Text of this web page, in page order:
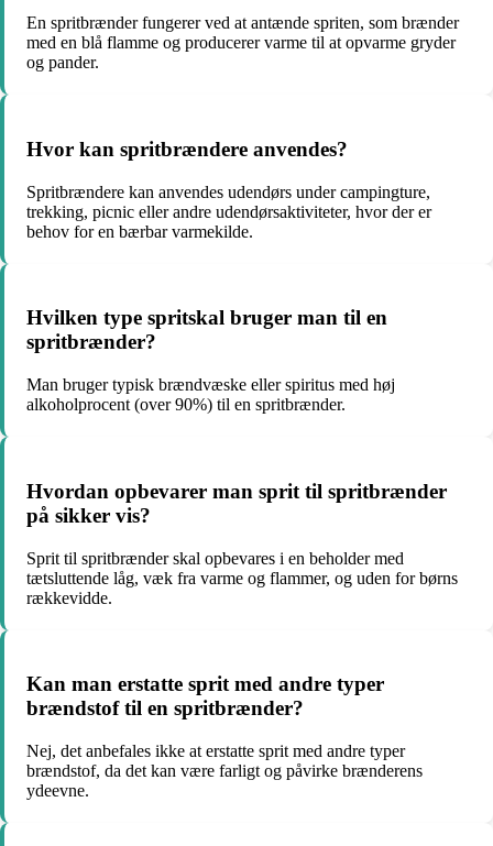
En spritbrænder fungerer ved at antænde spriten, som brænder
med en blå flamme og producerer varme til at opvarme gryder
og pander.
Hvor kan spritbrændere anvendes?
Spritbrændere kan anvendes udendørs under campingture,
trekking, picnic eller andre udendørsaktiviteter, hvor der er
behov for en bærbar varmekilde.
Hvilken type spritskal bruger man til en
spritbrænder?
Man bruger typisk brændvæske eller spiritus med høj
alkoholprocent (over 90%) til en spritbrænder.
Hvordan opbevarer man sprit til spritbrænder
på sikker vis?
Sprit til spritbrænder skal opbevares i en beholder med
tætsluttende låg, væk fra varme og flammer, og uden for børns
rækkevidde.
Kan man erstatte sprit med andre typer
brændstof til en spritbrænder?
Nej, det anbefales ikke at erstatte sprit med andre typer
brændstof, da det kan være farligt og påvirke brænderens
ydeevne.